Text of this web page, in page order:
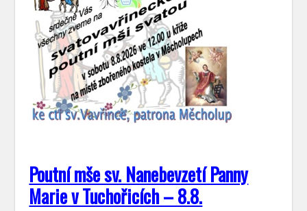
Poutní mše sv. Nanebevzetí Panny
Marie v Tuchořicích – 8.8.